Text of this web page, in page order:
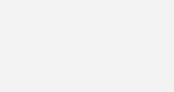
Wasserstoff wäre ein Äquivalent von
Neubau) erforderlich.
davon aus, dass im Standardfall